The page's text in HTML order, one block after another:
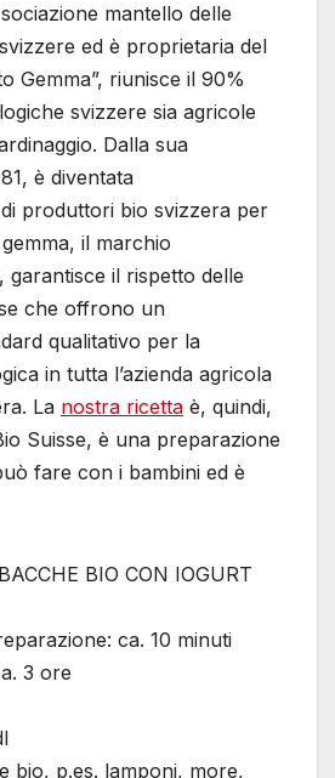
mantello delle
ed è proprietaria del
Gemma”, riunisce il 90%
svizzere sia agricole
Dalla sua
è diventata
di produttori bio svizzera per
il marchio
garantisce il rispetto delle
che offrono un
qualitativo per la
in tutta l’azienda agricola
La nostra ricetta è, quindi,
Suisse, è una preparazione
fare con i bambini ed è
BIO CON IOGURT
ca. 10 minuti
3 ore
bio, p.es. lamponi, more,